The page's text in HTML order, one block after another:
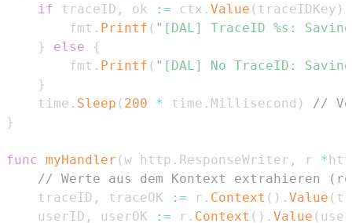
if traceID , ok := ctx . Value ( traceIDKey )
		fmt
. Printf ( "[DAL] TraceID %s:
}
else
{
		fmt
. Printf ( "[DAL] No TraceID:
}
	time
. Sleep ( 200 * time . Millisecond )
//
}
func myHandler (w http . ResponseWriter , r *
// Werte aus dem Kontext extrahieren
	traceID
, traceOK := r . Context ( ) . Value (
	userID
, userOK := r . Context ( ) . Value (